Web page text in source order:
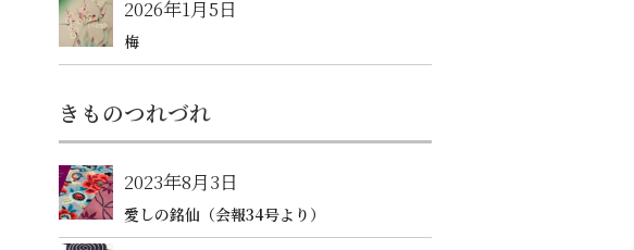
2026年1月5日
梅
きものつれづれ
2023年8月3日
愛しの銘仙（会報34号より）